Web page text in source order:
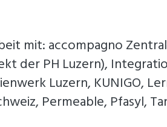
mit: accompagno
der PH Luzern),
Luzern, KUNIGO,
Permeable, Pfasyl,